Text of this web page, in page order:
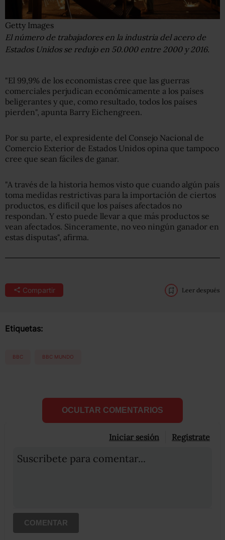
Getty Images
El número de trabajadores en la industria del acero de
Estados Unidos se redujo en 50.000 entre 2000 y 2016.
"El 99,9% de los economistas cree que las guerras
comerciales perjudican económicamente a los países
beligerantes y que, como resultado, todos los países
pierden", apunta Barry Eichengreen.
Por su parte, el expresidente del Consejo Nacional de
Comercio Exterior de Estados Unidos opina que tampoco
cree que sean fáciles de ganar.
"A través de la historia hemos visto que cuando algún país
toma medidas restrictivas para la importación de ciertos
productos, es difícil que los países afectados no
respondan. Y esto puede llevar a que más productos se
vean afectados. Sinceramente, no veo ningún ganador en
estas disputas", afirma.
Compartir Leer después
Etiquetas:
BBC BBC MUNDO
OCULTAR COMENTARIOS
Iniciar sesión Registrate
Suscribete para comentar...
COMENTAR